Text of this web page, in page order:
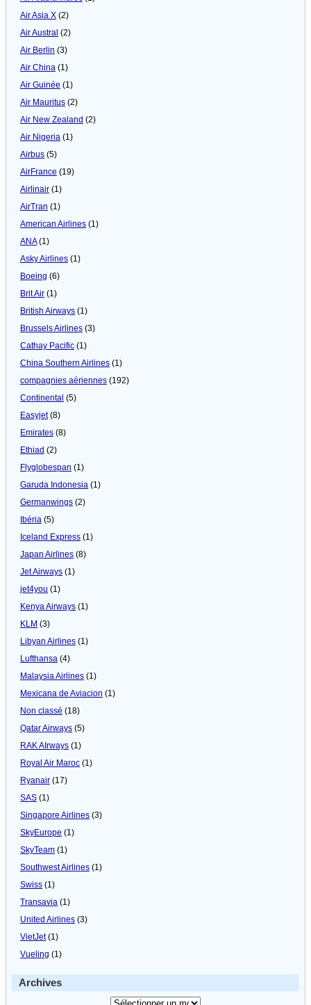
Air Asia X (2)
Air Austral (2)
Air Berlin (3)
Air China (1)
Air Guinée (1)
Air Mauritus (2)
Air New Zealand (2)
Air Nigeria (1)
Airbus (5)
AirFrance (19)
Airlinair (1)
AirTran (1)
American Airlines (1)
ANA(1)
Asky Airlines (1)
Boeing (6)
Brit Air (1)
British Airways (1)
Brussels Airlines (3)
Cathay Pacific (1)
China Southern Airlines (1)
compagnies aériennes (192)
Continental (5)
Easyjet(8)
Emirates (8)
Ethiad (2)
Flyglobespan (1)
Garuda Indonesia (1)
Germanwings (2)
Ibéria (5)
Iceland Express (1)
Japan Airlines (8)
Jet Airways (1)
jet4you (1)
Kenya Airways (1)
KLM (3)
Libyan Airlines (1)
Lufthansa (4)
Malaysia Airlines (1)
Mexicana de Aviacion (1)
Non classé (18)
Qatar Airways (5)
RAK AIrways (1)
Royal Air Maroc (1)
Ryanair (17)
SAS (1)
Singapore Airlines (3)
SkyEurope (1)
SkyTeam (1)
Southwest Airlines (1)
Swiss (1)
Transavia (1)
United Airlines (3)
VietJet(1)
Vueling (1)
Archives